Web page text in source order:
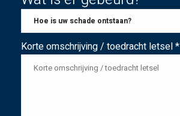
Korte omschrijving / toedracht letsel *